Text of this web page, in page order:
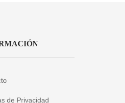
de Privacidad